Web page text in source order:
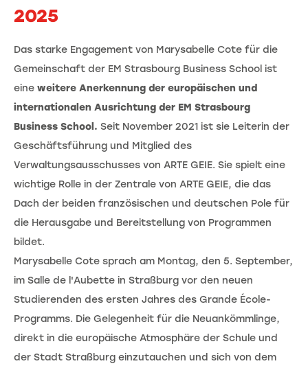
2025
Das starke Engagement von Marysabelle Cote für die
Gemeinschaft der EM Strasbourg Business School ist
eine weitere Anerkennung der europäischen und
internationalen Ausrichtung der EM Strasbourg
Business School. Seit November 2021 ist sie Leiterin der
Geschäftsführung und Mitglied des
Verwaltungsausschusses von ARTE GEIE. Sie spielt eine
wichtige Rolle in der Zentrale von ARTE GEIE, die das
Dach der beiden französischen und deutschen Pole für
die Herausgabe und Bereitstellung von Programmen
bildet.
Marysabelle Cote sprach am Montag, den 5. September,
im Salle de l'Aubette in Straßburg vor den neuen
Studierenden des ersten Jahres des Grande École-
Programms. Die Gelegenheit für die Neuankömmlinge,
direkt in die europäische Atmosphäre der Schule und
der Stadt Straßburg einzutauchen und sich von dem